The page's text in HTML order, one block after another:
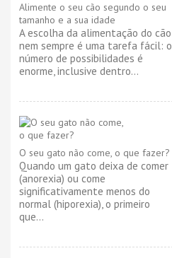
Alimente o seu cão segundo o seu
tamanho e a sua idade
A escolha da alimentação do cão
nem sempre é uma tarefa fácil: o
número de possibilidades é
enorme, inclusive dentro...
O seu gato não come, o que fazer?
Quando um gato deixa de comer
(anorexia) ou come
significativamente menos do
normal (hiporexia), o primeiro
que...